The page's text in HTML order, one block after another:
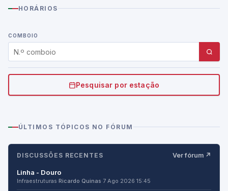
HORÁRIOS
COMBOIO
Pesquisar por estação
ÚLTIMOS TÓPICOS NO FÓRUM
DISCUSSÕES RECENTES Ver fórum ↗
Linha - Douro
Infraestruturas·Ricardo Quinas·7 Ago 2026 15:45